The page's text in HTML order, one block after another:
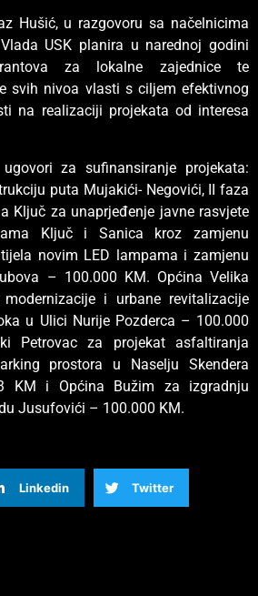
Hušić, u razgovoru sa načelnicima
USK planira u narednoj godini
za lokalne zajednice te
svih nivoa vlasti s ciljem efektivnog
na realizaciji projekata od interesa
za sufinansiranje projekata:
puta Mujakići- Negovići, II faza
Ključ za unaprjeđenje javne rasvjete
Ključ i Sanica kroz zamjenu
novim LED lampama i zamjenu
– 100.000 KM. Općina Velika
i urbane revitalizacije
u Ulici Nurije Pozderca – 100.000
Petrovac za projekat asfaltiranja
prostora u Naselju Skendera
KM i Općina Bužim za izgradnju
Jusufovići – 100.000 KM.
Linkedin Twitter